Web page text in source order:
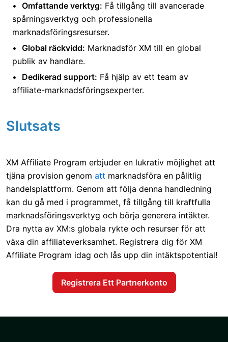
Omfattande verktyg: Få tillgång till avancerade
spårningsverktyg och professionella
marknadsföringsresurser.
Global räckvidd: Marknadsför XM till en global
publik av handlare.
Dedikerad support: Få hjälp av ett team av
affiliate-marknadsföringsexperter.
Slutsats
XM Affiliate Program erbjuder en lukrativ möjlighet att
tjäna provision genom att marknadsföra en pålitlig
handelsplattform. Genom att följa denna handledning
kan du gå med i programmet, få tillgång till kraftfulla
marknadsföringsverktyg och börja generera intäkter.
Dra nytta av XM:s globala rykte och resurser för att
växa din affiliateverksamhet. Registrera dig för XM
Affiliate Program idag och lås upp din intäktspotential!
Registrera Ett Partnerkonto